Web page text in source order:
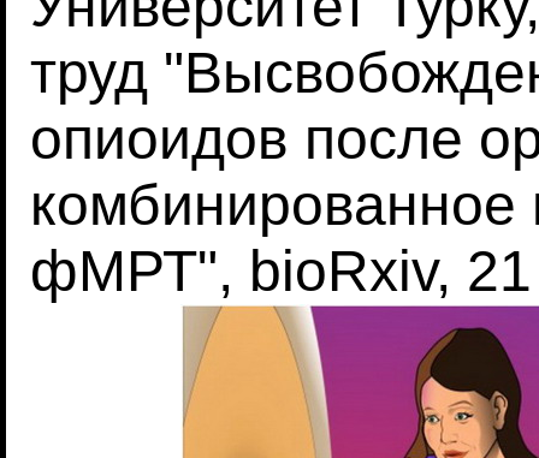
труд
опиоидов после
фМРТ", bioRxiv, 21